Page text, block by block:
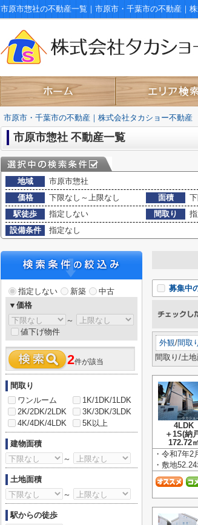
市原市惣社の不動産一覧｜市原市・千葉市の不動産｜
市原市・千葉市の不動産｜株式会社タカショー不動産
市原市惣社 不動産一覧
地域
市原市惣社
価格
下限なし～上限なし 面積
駅徒歩
指定しない 間取り
設備条件
指定なし
募集中
外観/間取
間取り/土
4LDK
＋1S(納
172.72
・令和7年
・敷地
指定しない 新築
中古
▼価格
～
値下げ物件
2件が該当
間取り
ワンルーム
1K/1DK/1LDK
2K/2DK/2LDK
3K/3DK/3LDK
4K/4DK/4LDK
5K以上
建物面積
～
土地面積
～
駅からの徒歩